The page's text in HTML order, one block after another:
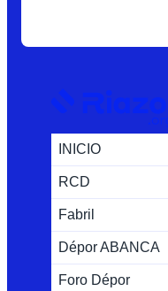
INICIO
RCD
Fabril
Dépor ABANCA
Foro Dépor